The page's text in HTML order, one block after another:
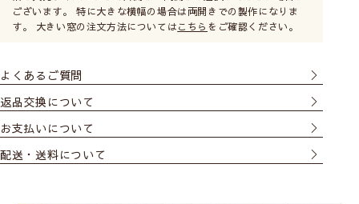
ございます。 特に大きな横幅の場合は両開きでの製作になりま
す。 大きい窓の注文方法についてはこちら をご確認ください。
よくあるご質問
返品交換について
お支払いについて
配送・送料について